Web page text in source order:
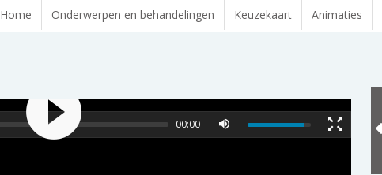
Home Onderwerpen en behandelingen Keuzekaart Animaties
00:00